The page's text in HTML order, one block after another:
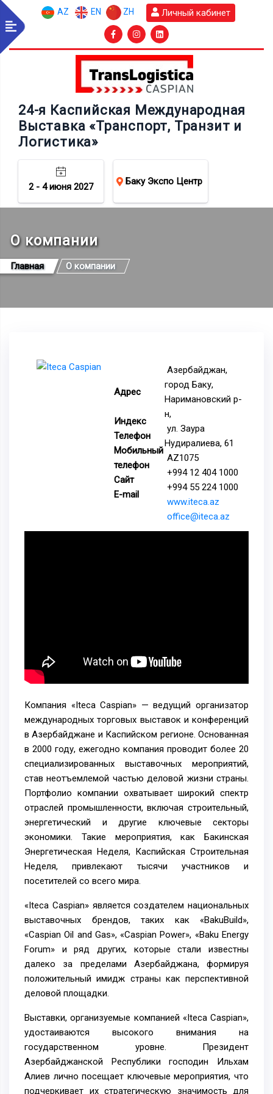
AZ EN ZH Личный кабинет
24-я Каспийская Международная
Выставка «Транспорт, Транзит и
Логистика»
2 - 4 июня 2027 Баку Экспо Центр
О компании
Главная О компании
Адрес
Индекс
Телефон
Мобильный
телефон
Сайт
E-mail
Азербайджан,
город Баку,
Наримановский р-
н,
ул. Заура
Нудиралиева, 61
AZ1075
+994 12 404 1000
+994 55 224 1000
www.iteca.az
office@iteca.az
Компания «Iteca Caspian» — ведущий организатор
международных торговых выставок и конференций
в Азербайджане и Каспийском регионе. Основанная
в 2000 году, ежегодно компания проводит более 20
специализированных выставочных мероприятий,
став неотъемлемой частью деловой жизни страны.
Портфолио компании охватывает широкий спектр
отраслей промышленности, включая строительный,
энергетический и другие ключевые секторы
экономики. Такие мероприятия, как Бакинская
Энергетическая Неделя, Каспийская Строительная
Неделя, привлекают тысячи участников и
посетителей со всего мира.
«Iteca Caspian» является создателем национальных
выставочных брендов, таких как «BakuBuild»,
«Сaspian Oil and Gas», «Caspian Power», «Baku Energy
Forum» и ряд других, которые стали известны
далеко за пределами Азербайджана, формируя
положительный имидж страны как перспективной
деловой площадки.
Выставки, организуемые компанией «Iteca Caspian»,
удостаиваются высокого внимания на
государственном уровне. Президент
Азербайджанской Республики господин Ильхам
Алиев лично посещает ключевые мероприятия, что
подчеркивает их стратегическую значимость для